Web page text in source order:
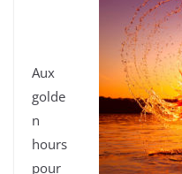
Aux
golde
n
hours
pour